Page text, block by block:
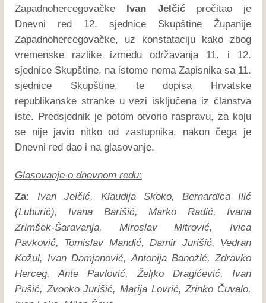
Zapadnohercegovačke
Ivan Jelčićpročitao je
Dnevni red 12. sjednice Skupštine Županije
Zapadnohercegovačke, uz konstataciju kako zbog
vremenske razlike između održavanja 11. i 12.
sjednice Skupštine, na istome nema Zapisnika sa 11.
sjednice Skupštine, te dopisa Hrvatske
republikanske stranke u vezi isključena iz članstva
iste. Predsjednik je potom otvorio raspravu, za koju
se nije javio nitko od zastupnika, nakon čega je
Dnevni red dao i na glasovanje.
Glasovanje o dnevnom redu:
Za:
Ivan Jelčić, Klaudija Skoko, Bernardica Ilić
(Luburić), Ivana Barišić, Marko Radić, Ivana
Zrimšek-Šaravanja, Miroslav Mitrović, Ivica
Pavković, Tomislav Mandić, Damir Jurišić, Vedran
Kožul, Ivan Damjanović, Antonija Banožić, Zdravko
Herceg, Ante Pavlović, Željko Dragićević, Ivan
Pušić, Zvonko Jurišić, Marija Lovrić, Zrinko Čuvalo,